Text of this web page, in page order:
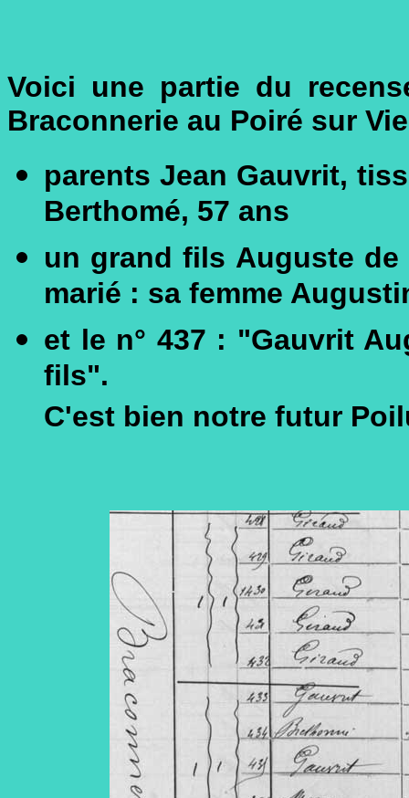
Voici une partie du
Braconnerie au Poiré sur
parents Jean Gauvrit,
Berthomé, 57 ans
un grand fils Auguste de
marié : sa femme
et le n° 437 : "Gauvrit
fils".
C'est bien notre futur